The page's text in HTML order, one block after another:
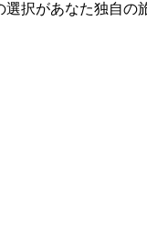
択があなた独自の